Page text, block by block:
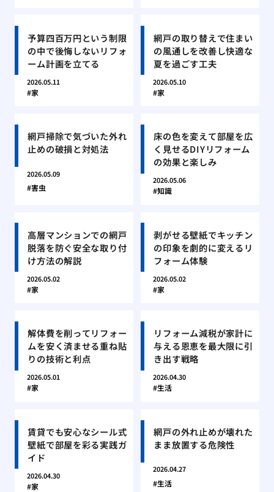
予算四百万円という制限
の中で後悔しないリフォ
ーム計画を立てる
2026.05.11
家
網戸の取り替えで住まい
の風通しを改善し快適な
夏を過ごす工夫
2026.05.10
家
網戸掃除で気づいた外れ
止めの破損と対処法
2026.05.09
害虫
床の色を変えて部屋を広
く見せるDIYリフォーム
の効果と楽しみ
2026.05.06
知識
高層マンションでの網戸
脱落を防ぐ安全な取り付
け方法の解説
2026.05.02
家
剥がせる壁紙でキッチン
の印象を劇的に変えるリ
フォーム体験
2026.05.02
家
解体費を削ってリフォー
ムを安く済ませる重ね貼
りの技術と利点
2026.05.01
家
リフォーム減税が家計に
与える恩恵を最大限に引
き出す戦略
2026.04.30
生活
賃貸でも安心なシール式
壁紙で部屋を彩る実践ガ
イド
2026.04.30
家
網戸の外れ止めが壊れた
まま放置する危険性
2026.04.27
生活